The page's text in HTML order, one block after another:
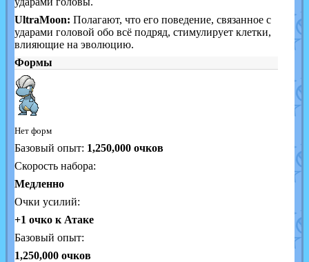
UltraMoon: Полагают, что его поведение, связанное с
ударами головой обо всё подряд, стимулирует клетки,
влияющие на эволюцию.
Формы
Нет форм
Базовый опыт: 1,250,000очков
Скорость набора:
Медленно
Очки усилий:
+1 очко к Атаке
Базовый опыт:
1,250,000 очков